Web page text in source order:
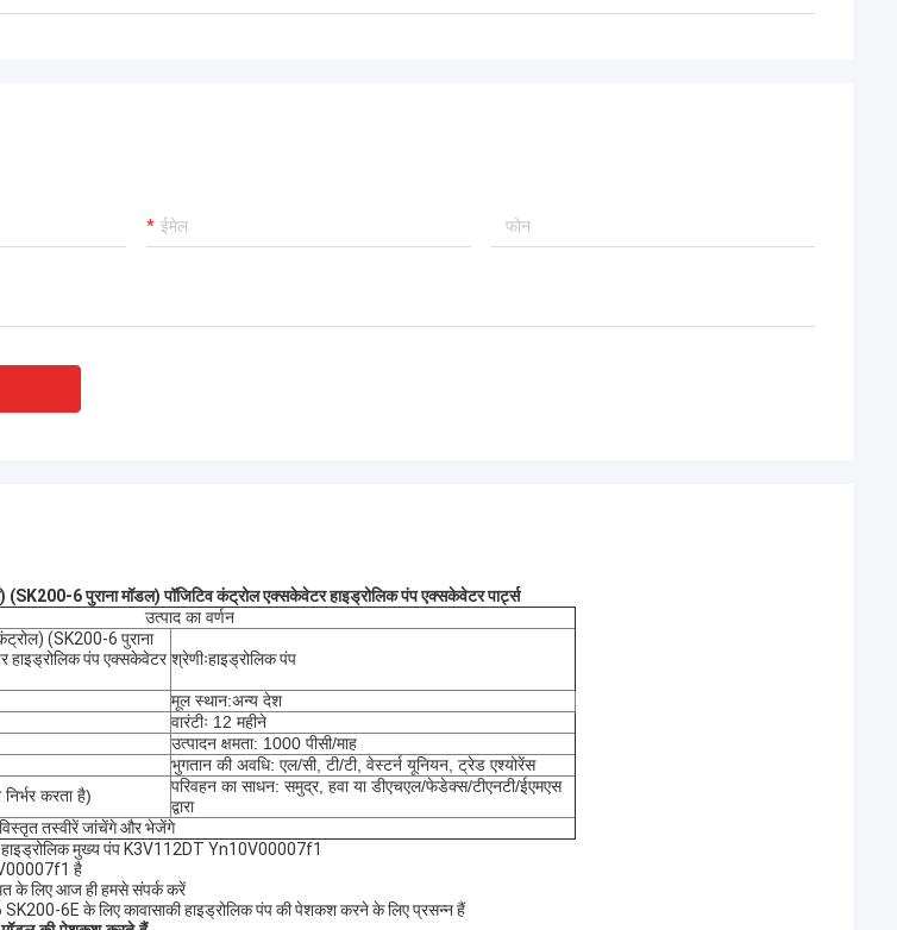
6 पुराना मॉडल) पॉजिटिव कंट्रोल एक्सकेवेटर हाइड्रोलिक पंप एक्सकेवेटर पार्ट्स
उत्पाद का वर्णन
(SK200-6 पुराना
हाइड्रोलिक पंप एक्सकेवेटर श्रेणीःहाइड्रोलिक पंप
मूल स्थान:अन्य देश
वारंटीः 12 महीने
उत्पादन क्षमता: 1000 पीसी/माह
भुगतान की अवधि: एल/सी, टी/टी, वेस्टर्न यूनियन, ट्रेड एश्योरेंस
करता है)
परिवहन का साधन: समुद्र, हवा या डीएचएल/फेडेक्स/टीएनटी/ईएमएस
द्वारा
विस्तृत तस्वीरें जांचेंगे और भेजेंगे
मुख्य पंप K3V112DT Yn10V00007f1
है
के लिए आज ही हमसे संपर्क करें
6E के लिए कावासाकी हाइड्रोलिक पंप की पेशकश करने के लिए प्रसन्न हैं